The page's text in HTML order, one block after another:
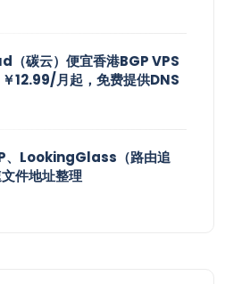
碳云）便宜香港BGP VPS
12.99/月起，免费提供DNS
、LookingGlass（路由追
件地址整理